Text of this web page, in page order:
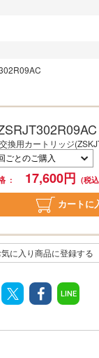
換用カートリッジ
17,600円
カートに
気に入り商品に登録する
LINE